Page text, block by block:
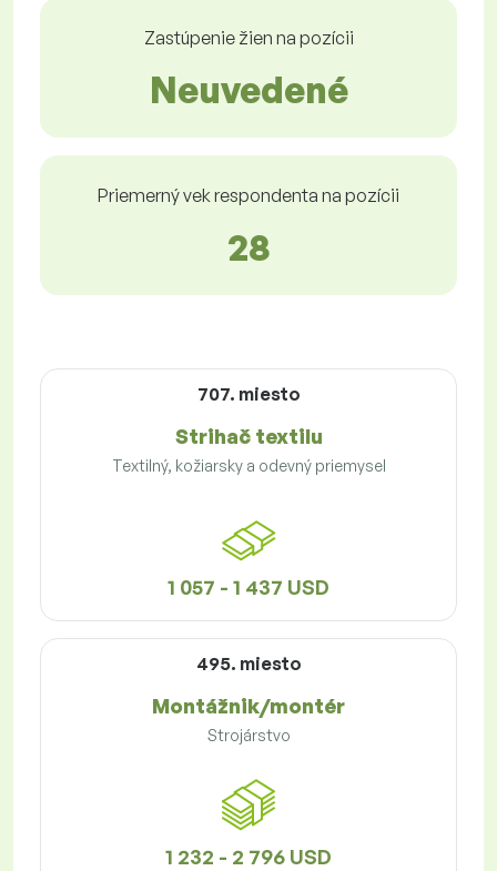
Zastúpenie žien na pozícii
Neuvedené
Priemerný vek respondenta na pozícii
28
707. miesto
Strihač textilu
Textilný, kožiarsky a odevný priemysel
1 057 - 1 437 USD
495. miesto
Montážnik/montér
Strojárstvo
1 232 - 2 796 USD